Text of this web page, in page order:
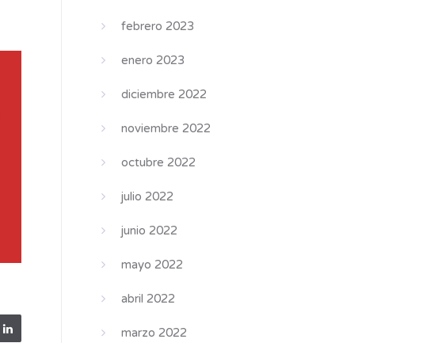
febrero 2023
enero 2023
diciembre 2022
noviembre 2022
octubre 2022
julio 2022
junio 2022
mayo 2022
abril 2022
marzo 2022